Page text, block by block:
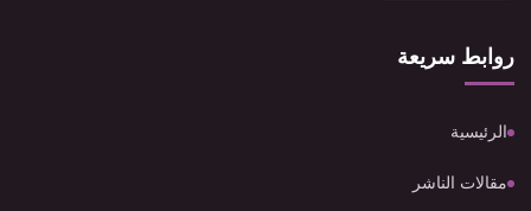
روابط سريعة
الرئيسية
مقالات الناشر